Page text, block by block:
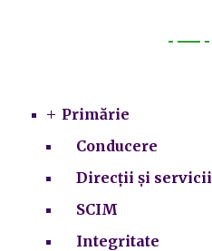
Primărie
Conducere
Direcții și servicii
SCIM
Integritate